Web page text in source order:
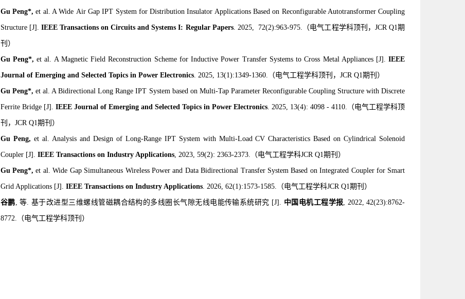
Gu Peng*, et al. A Wide Air Gap IPT System for Distribution Insulator Applications Based on Reconfigurable Autotransformer Coupling
Structure [J]. IEEE Transactions on Circuits and Systems I: Regular Papers. 2025, 72(2):963-975. （电气工程学科顶刊，JCR Q1期
刊 ）
Gu Peng*,et al. A Magnetic Field Reconstruction Scheme for Inductive Power Transfer Systems to Cross Metal Appliances [J].IEEE
Journal of Emerging and Selected Topics in Power Electronics. 2025, 13(1):1349-1360. （电气工程学科顶刊， JCR Q1期刊 ）
Gu Peng*, et al. A Bidirectional Long Range IPT System based on Multi-Tap Parameter Reconfigurable Coupling Structure with Discrete
Ferrite Bridge[J]. IEEE Journal of Emerging and Selected Topics in Power Electronics. 2025, 13(4): 4098 - 4110. （电气工程学科顶
刊， JCR Q1期刊 ）
GuPeng, et al. Analysis and Design of Long-Range IPT System with Multi-Load CV Characteristics Based on Cylindrical Solenoid
Coupler[J]. IEEE Transactions on Industry Applications, 2023, 59(2): 2363-2373. （电气工程学科JCR Q1期刊）
Gu Peng*,et al. Wide Gap Simultaneous Wireless Power and Data Bidirectional Transfer System Based on Integrated Coupler for Smart
Grid Applications[J]. IEEE Transactions on Industry Applications. 2026, 62(1):1573-1585. （电气工程学科JCR Q1期刊）
谷鹏,等. 基于改进型三维螺线管磁耦合结构的多线圈长气隙无线电能传输系统研究 [J]. 中国电机工程学报, 2022, 42(23):8762-
8772. （电气工程学科顶刊）